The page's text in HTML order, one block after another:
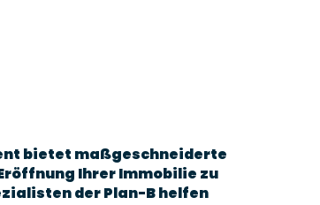
bietet maßgeschneiderte
Ihrer Immobilie zu
der Plan-B helfen